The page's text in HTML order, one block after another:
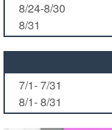
8/24-8/30
8/31
7/1- 7/31
8/1- 8/31